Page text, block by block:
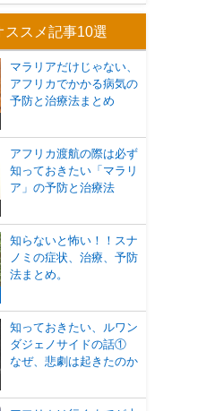
ススメ記事10選
マラリアだけじゃない、
アフリカでかかる病気の
予防と治療法まとめ
アフリカ渡航の際は必ず
知っておきたい「マラリ
ア」の予防と治療法
知らないと怖い！！スナ
ノミの症状、治療、予防
法まとめ。
知っておきたい、ルワン
ダジェノサイドの話①
なぜ、悲劇は起きたのか